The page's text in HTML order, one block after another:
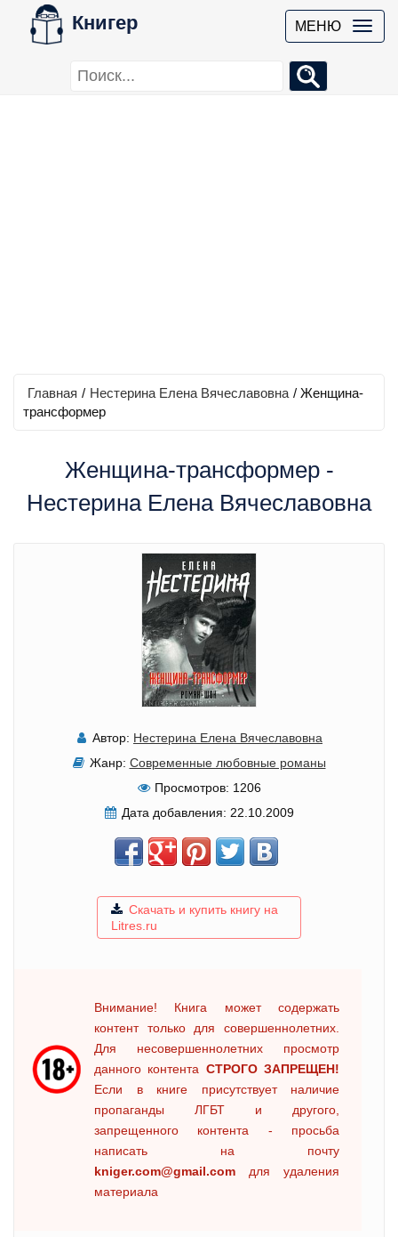
Книгер МЕНЮ
Главная / Нестерина Елена Вячеславовна / Женщина-
трансформер
Женщина-трансформер -
Нестерина Елена Вячеславовна
Автор: Нестерина Елена Вячеславовна
Жанр: Современные любовные романы
Просмотров: 1206
Дата добавления: 22.10.2009
Скачать и купить книгу на
Litres.ru
Внимание! Книга может содержать
контент только для совершеннолетних.
Для несовершеннолетних просмотр
данного контента СТРОГО ЗАПРЕЩЕН!
Если в книге присутствует наличие
пропаганды ЛГБТ и другого,
запрещенного контента - просьба
написать на почту
kniger.com@gmail.com для удаления
материала